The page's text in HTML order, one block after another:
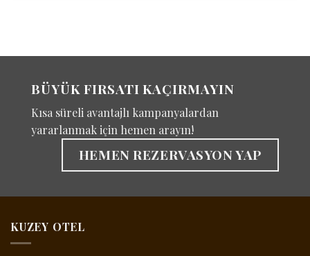
BÜYÜK FIRSATI KAÇIRMAYIN
Kısa süreli avantajlı kampanyalardan
yararlanmak için hemen arayın!
HEMEN REZERVASYON YAP
KUZEY OTEL